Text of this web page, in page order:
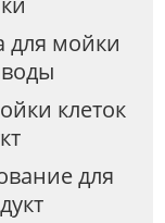
для мойки
клеток
для